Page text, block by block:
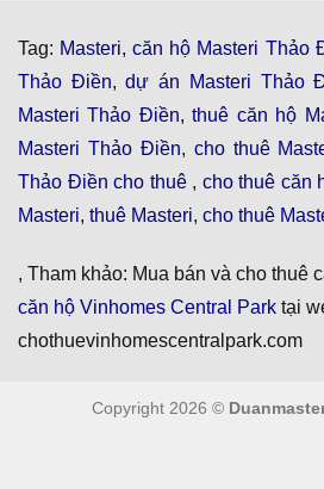
Tag: Masteri,căn hộ Masteri Thảo
Thảo Điền,dự án Masteri Thảo
Masteri Thảo Điền,thuê căn hộ
Masteri Thảo Điền, cho thuê
Thảo Điền cho thuê , cho thuê căn
Masteri, thuê Masteri, cho thuê
, Tham khảo: Mua bán và cho thuê
căn hộ Vinhomes Central Park tại
chothuevinhomescentralpark.com
Copyright 2026 ©